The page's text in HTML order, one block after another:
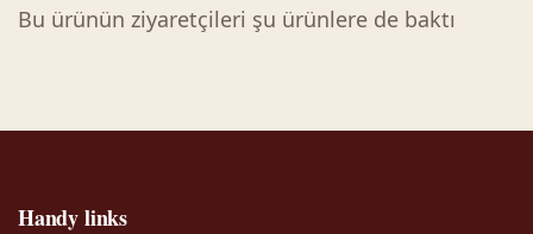
Bu ürünün ziyaretçileri şu ürünlere de baktı
Handy links